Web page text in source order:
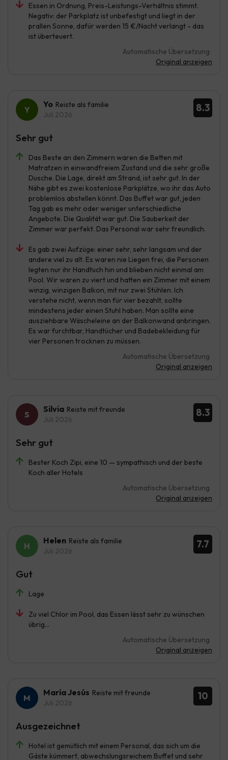
Essen in Ordnung, Preis-Leistungs-Verhältnis stimmt.
Negativ: der Parkplatz ist unbefestigt und liegt in der
prallen Sonne, dafür werden 15 €/Nacht verlangt - das
ist überteuert.
Automatische Übersetzung
Original anzeigen
8.3
Yo Reiste als familie
Juli 2026
Das Beste an den Zimmern waren die Betten mit
Matratzen in einwandfreiem Zustand und die sehr große
Dusche. Die Lage, direkt am Strand, ist sehr gut. In der
Nähe gibt es zwei kostenlose Parkplätze, wo ihr das Auto
problemlos abstellen könnt. Das Buffet war gut, jeden
Tag gab es mehr oder weniger unterschiedliche
Angebote. Die Qualität war gut. Die Sauberkeit der
Zimmer war perfekt. Das Personal war sehr freundlich.
Es gab zwei Aufzüge: einer sehr, sehr langsam und der
andere viel zu alt. Es waren nie Liegen frei, die Personen
legten nur ihr Handtuch hin und blieben nicht einmal am
Pool. Wir waren zu viert und hatten ein Zimmer mit einem
winzig, winzigen Balkon, mit nur zwei Stühlen. Ich
verstehe nicht, wenn man für vier bezahlt, sollte
mindestens jeder einen Stuhl haben. Man sollte eine
ausziehbare Wäscheleine an der Balkonwand anbringen.
Es war furchtbar, Handtücher und Badebekleidung für
vier Personen trocknen zu müssen.
Automatische Übersetzung
Original anzeigen
Sehr gut
8.3
Silvia Reiste mit freunde
Juli 2026
Bester Koch Zipi, eine 10 — sympathisch und der beste
Koch aller Hotels
Automatische Übersetzung
Original anzeigen
Sehr gut
7.7
Helen Reiste als familie
Juli 2026
Lage
Zu viel Chlor im Pool, das Essen lässt sehr zu wünschen
übrig…
Automatische Übersetzung
Original anzeigen
Gut
10
María Jesús Reiste mit freunde
Juli 2026
Hotel ist gemütlich mit einem Personal, das sich um die
Gäste kümmert, abwechslungsreichem Buffet und sehr
Ausgezeichnet